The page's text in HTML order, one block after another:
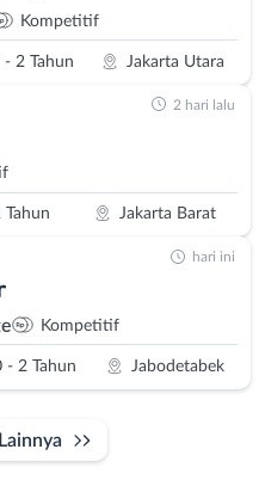
Kompetitif
- 2 Tahun Jakarta Utara
Tahun Jakarta Barat
2 hari lalu
Kompetitif
- 2 Tahun Jabodetabek
hari ini